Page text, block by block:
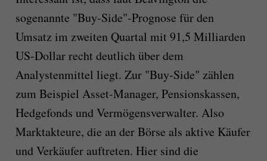
sogenannte "Buy-Side"-Prognose für den
Umsatz im zweiten Quartal mit 91,5 Milliarden
US-Dollar recht deutlich über dem
Analystenmittel liegt. Zur "Buy-Side" zählen
zum Beispiel Asset-Manager, Pensionskassen,
Hedgefonds und Vermögensverwalter. Also
Marktakteure, die an der Börse als aktive Käufer
und Verkäufer auftreten. Hier sind die